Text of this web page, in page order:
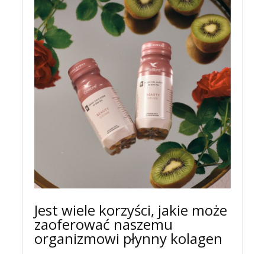
Jest wiele korzyści, jakie może
zaoferować naszemu
organizmowi płynny kolagen